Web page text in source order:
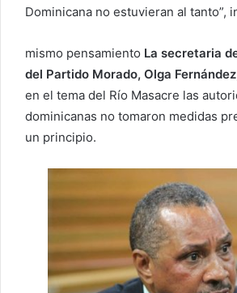
Dominicana no estuvieran al tanto”,
mismo pensamiento La secretaria
del Partido Morado, Olga
en el tema del Río Masacre las
dominicanas no tomaron medidas
un principio.